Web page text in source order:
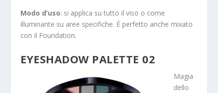
Modo d’uso: si applica su tutto il viso o come
illuminante su aree specifiche. È perfetto anche mixato
con il Foundation.
EYESHADOW PALETTE 02
Magia
dello